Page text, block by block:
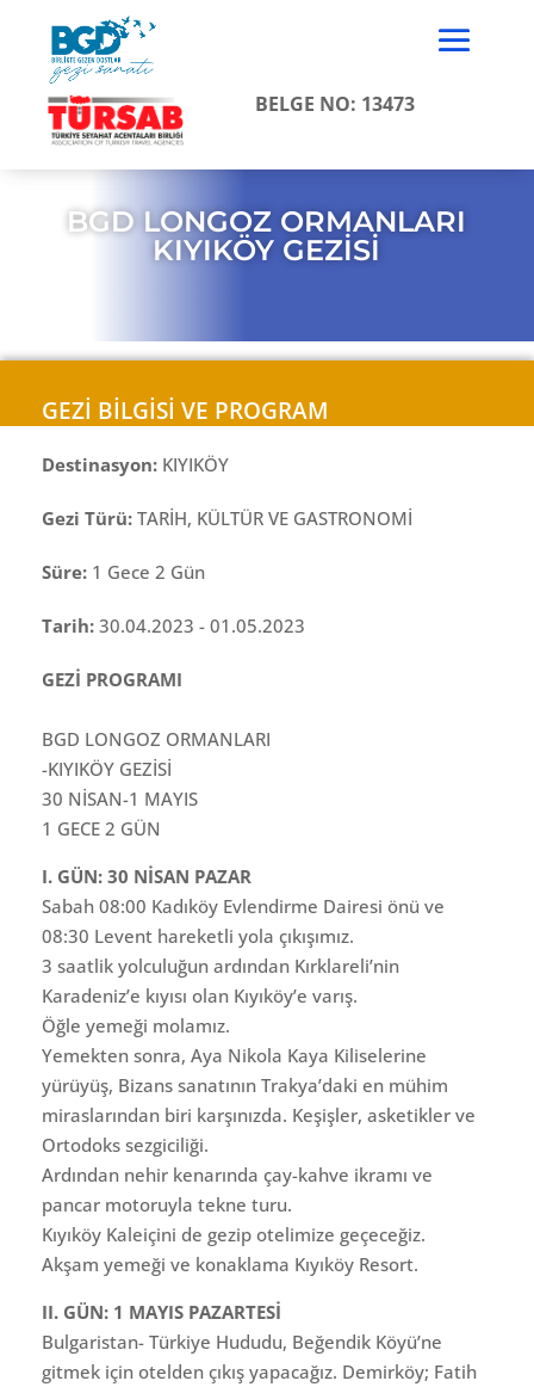
BELGE NO: 13473
BGD LONGOZ ORMANLARI
KIYIKÖY GEZİSİ
GEZİ BİLGİSİ VE PROGRAM
Destinasyon: KIYIKÖY
Gezi Türü: TARİH, KÜLTÜR VE GASTRONOMİ
Süre: 1 Gece 2 Gün
Tarih: 30.04.2023 - 01.05.2023
GEZİ PROGRAMI
BGD LONGOZ ORMANLARI
-KIYIKÖY GEZİSİ
30 NİSAN-1 MAYIS
1 GECE 2 GÜN
I. GÜN: 30 NİSAN PAZAR
Sabah 08:00 Kadıköy Evlendirme Dairesi önü ve
08:30 Levent hareketli yola çıkışımız.
3 saatlik yolculuğun ardından Kırklareli’nin
Karadeniz’e kıyısı olan Kıyıköy’e varış.
Öğle yemeği molamız.
Yemekten sonra, Aya Nikola Kaya Kiliselerine
yürüyüş, Bizans sanatının Trakya’daki en mühim
miraslarından biri karşınızda. Keşişler, asketikler ve
Ortodoks sezgiciliği.
Ardından nehir kenarında çay-kahve ikramı ve
pancar motoruyla tekne turu.
Kıyıköy Kaleiçini de gezip otelimize geçeceğiz.
Akşam yemeği ve konaklama Kıyıköy Resort.
II. GÜN: 1 MAYIS PAZARTESİ
Bulgaristan- Türkiye Hududu, Beğendik Köyü’ne
gitmek için otelden çıkış yapacağız. Demirköy; Fatih